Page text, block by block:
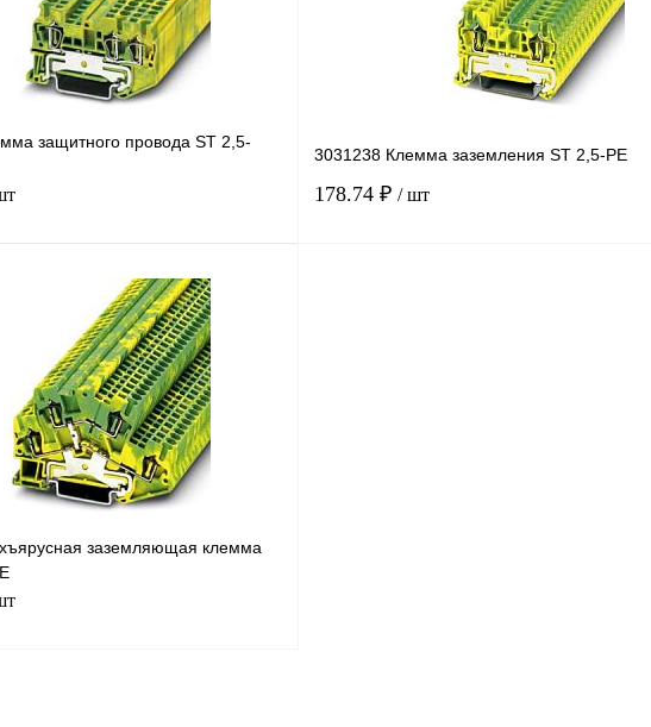
наличии
защитного провода ST 2,5-
В корзину
Сравнение
Под заказ
3031238 Клемма заземления ST 2,5-PE
178.74 ₽ / шт
заземляющая клемма